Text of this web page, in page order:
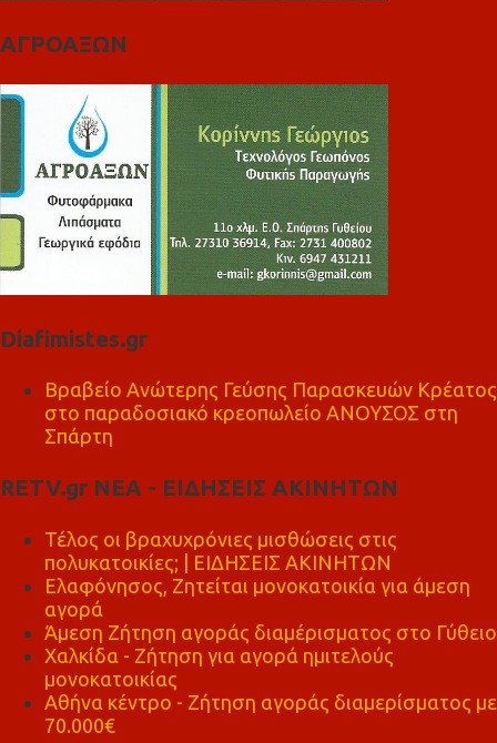
ΑΓΡΟΑΞΩΝ
Diafimistes.gr
Βραβείο Ανώτερης Γεύσης Παρασκευών Κρέατος
στο παραδοσιακό κρεοπωλείο ΑΝΟΥΣΟΣ στη
Σπάρτη
RETV.gr ΝΕΑ - ΕΙΔΗΣΕΙΣ ΑΚΙΝΗΤΩΝ
Τέλος οι βραχυχρόνιες μισθώσεις στις
πολυκατοικίες; | ΕΙΔΗΣΕΙΣ ΑΚΙΝΗΤΩΝ
Ελαφόνησος, Ζητείται μονοκατοικία για άμεση
αγορά
Άμεση Ζήτηση αγοράς διαμέρισματος στο Γύθειο
Χαλκίδα - Ζήτηση για αγορά ημιτελούς
μονοκατοικίας
Αθήνα κέντρο - Ζήτηση αγοράς διαμερίσματος με
70.000€